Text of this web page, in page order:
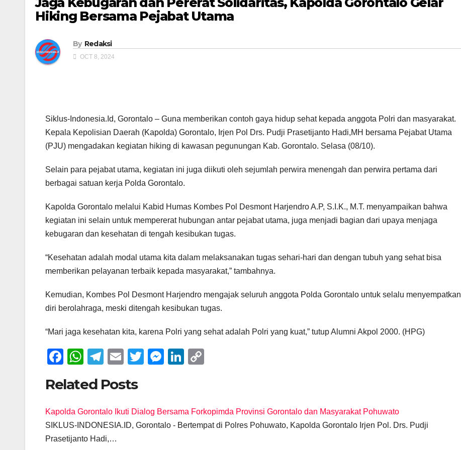
Hiking Bersama Pejabat Utama
By Redaksi
OCT 8, 2024
Siklus-Indonesia.Id, Gorontalo – Guna memberikan contoh gaya hidup sehat kepada anggota Polri dan masyarakat.
Kepala Kepolisian Daerah (Kapolda) Gorontalo, Irjen Pol Drs. Pudji Prasetijanto Hadi,MH bersama Pejabat Utama
(PJU) mengadakan kegiatan hiking di kawasan pegunungan Kab. Gorontalo. Selasa (08/10).
Selain para pejabat utama, kegiatan ini juga diikuti oleh sejumlah perwira menengah dan perwira pertama dari
berbagai satuan kerja Polda Gorontalo.
Kapolda Gorontalo melalui Kabid Humas Kombes Pol Desmont Harjendro A.P, S.I.K., M.T. menyampaikan bahwa
kegiatan ini selain untuk mempererat hubungan antar pejabat utama, juga menjadi bagian dari upaya menjaga
kebugaran dan kesehatan di tengah kesibukan tugas.
“Kesehatan adalah modal utama kita dalam melaksanakan tugas sehari-hari dan dengan tubuh yang sehat bisa
memberikan pelayanan terbaik kepada masyarakat,” tambahnya.
Kemudian, Kombes Pol Desmont Harjendro mengajak seluruh anggota Polda Gorontalo untuk selalu menyempatkan
diri berolahraga, meski ditengah kesibukan tugas.
“Mari jaga kesehatan kita, karena Polri yang sehat adalah Polri yang kuat,” tutup Alumni Akpol 2000. (HPG)
F
c
e
b
o
W
at
s
A
p
T
e
gr
a
m
E
ail
T
er
M
e
n
Li
e
dI
y
Li
Related Posts
Kapolda Gorontalo Ikuti Dialog Bersama Forkopimda Provinsi Gorontalo dan Masyarakat Pohuwato
SIKLUS-INDONESIA.ID, Gorontalo - Bertempat di Polres Pohuwato, Kapolda Gorontalo Irjen Pol. Drs. Pudji
Prasetijanto Hadi,…